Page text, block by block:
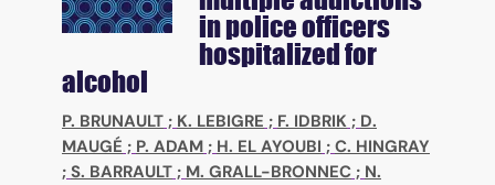
in police officers
hospitalized for
alcohol
P. BRUNAULT ; K. LEBIGRE ; F. IDBRIK ; D.
MAUGÉ ; P. ADAM ; H. EL AYOUBI ; C. HINGRAY
; S. BARRAULT ; M. GRALL-BRONNEC ; N.